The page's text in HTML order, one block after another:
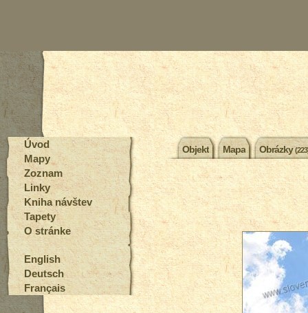
Objekt Mapa Obrázky
Úvod
Mapy
Zoznam
Linky
Kniha návštev
Tapety
O stránke
English
Deutsch
Français